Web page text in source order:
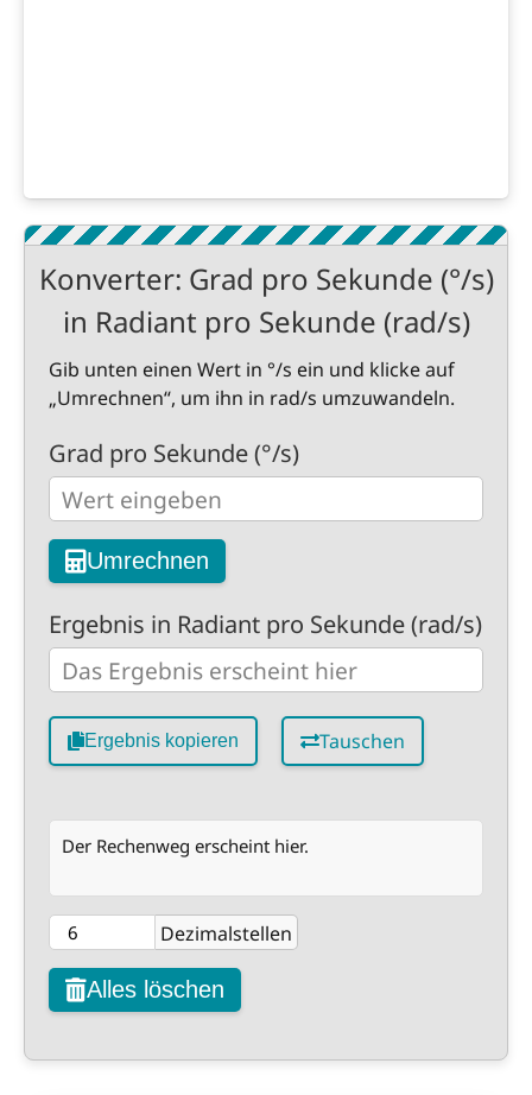
Konverter: Grad pro Sekunde (°/s)
in Radiant pro Sekunde (rad/s)
Gib unten einen Wert in °/s ein und klicke auf
„Umrechnen“, um ihn in rad/s umzuwandeln.
Grad pro Sekunde (°/s)
Umrechnen
Ergebnis in Radiant pro Sekunde (rad/s)
Ergebnis kopieren Tauschen
Der Rechenweg erscheint hier.
Dezimalstellen
Alles löschen